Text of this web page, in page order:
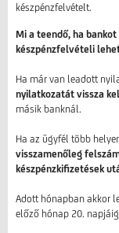
készpénzfelvételt.
Mi a teendő, ha
készpénzfelvételi
Ha már van leadott
nyilatkozatát vissza
másik banknál.
Ha az ügyfél több
visszamenőleg
készpénzkifizetések
Adott hónapban akkor
előző hónap 20.